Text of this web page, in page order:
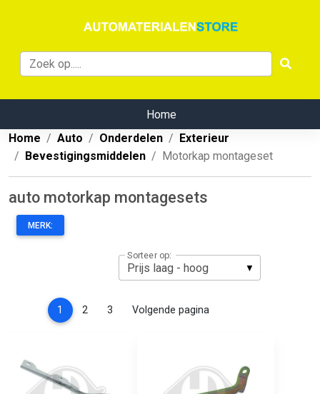
Home
Home
Auto Onderdelen
Exterieur
Bevestigingsmiddelen
Motorkap montageset
auto motorkap montagesets
MERK:
Sorteer op:
1 (current)
2 3 Volgende pagina